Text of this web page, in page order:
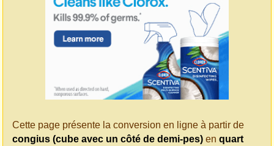
Cette page présente la conversion en ligne à partir de
congius (cube avec un côté de demi-pes) en quart